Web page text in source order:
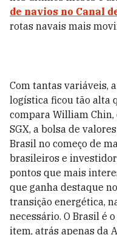
de navios no Canal
rotas navais mais
Com tantas variáveis,
logística ficou tão alta
compara William
SGX, a bolsa de
Brasil no começo de
brasileiros e
pontos que mais
que ganha destaque
transição energética,
necessário. O Brasil é
item, atrás apenas da